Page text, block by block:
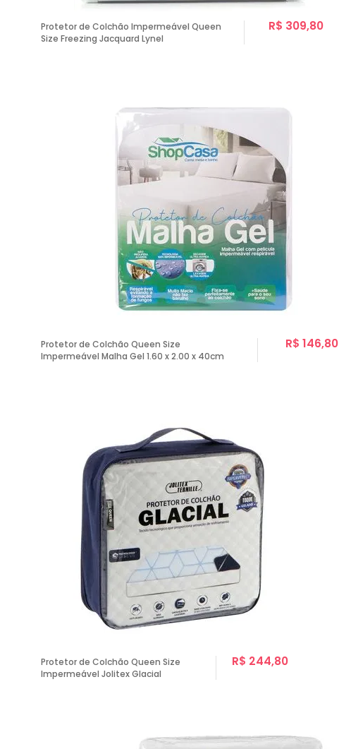
Protetor de Colchão Impermeável Queen
Size Freezing Jacquard Lynel
R$ 309,80
Protetor de Colchão Queen Size
Impermeável Malha Gel 1.60 x 2.00 x 40cm
R$ 146,80
Protetor de Colchão Queen Size
Impermeável Jolitex Glacial
R$ 244,80